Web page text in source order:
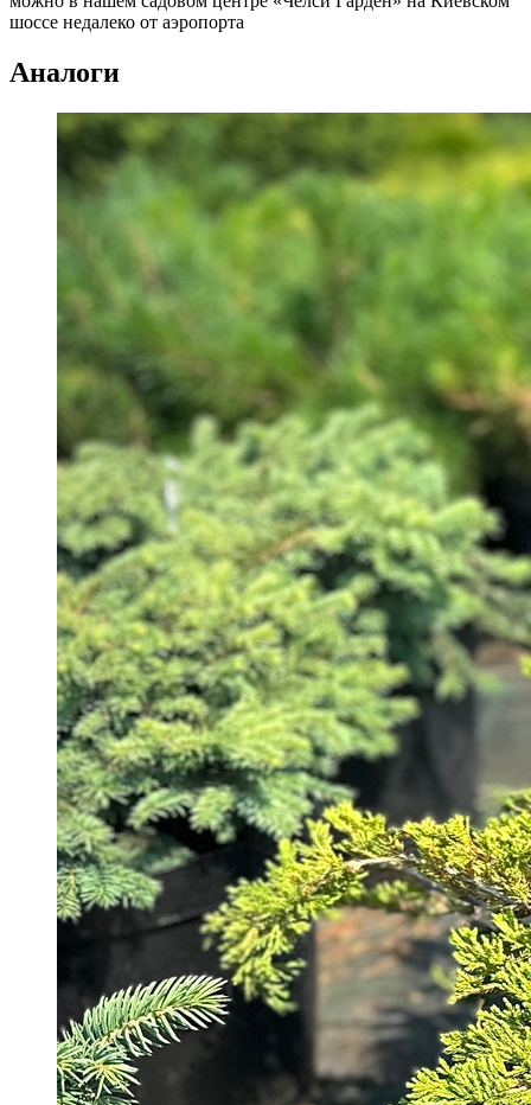
шоссе недалеко от аэропорта
Аналоги